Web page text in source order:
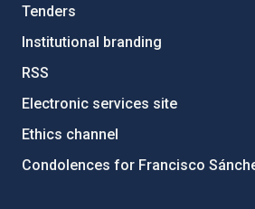
Tenders
Institutional branding
RSS
Electronic services site
Ethics channel
Condolences for Francisco